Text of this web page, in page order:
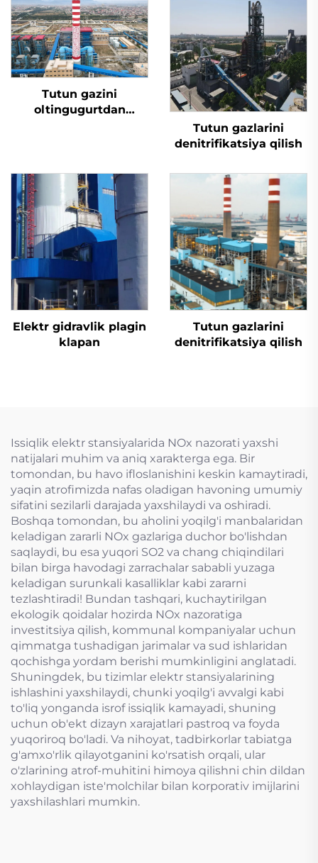
Tutun gazini
oltingugurtdan
Tutun gazlarini
denitrifikatsiya qilish
Elektr gidravlik plagin
klapan
Tutun gazlarini
denitrifikatsiya qilish
Issiqlik elektr stansiyalarida NOx nazorati yaxshi
natijalari muhim va aniq xarakterga ega. Bir
tomondan, bu havo ifloslanishini keskin kamaytiradi,
yaqin atrofimizda nafas oladigan havoning umumiy
sifatini sezilarli darajada yaxshilaydi va oshiradi.
Boshqa tomondan, bu aholini yoqilg'i manbalaridan
keladigan zararli NOx gazlariga duchor bo'lishdan
saqlaydi, bu esa yuqori SO2 va chang chiqindilari
bilan birga havodagi zarrachalar sababli yuzaga
keladigan surunkali kasalliklar kabi zararni
tezlashtiradi! Bundan tashqari, kuchaytirilgan
ekologik qoidalar hozirda NOx nazoratiga
investitsiya qilish, kommunal kompaniyalar uchun
qimmatga tushadigan jarimalar va sud ishlaridan
qochishga yordam berishi mumkinligini anglatadi.
Shuningdek, bu tizimlar elektr stansiyalarining
ishlashini yaxshilaydi, chunki yoqilg'i avvalgi kabi
to'liq yonganda isrof issiqlik kamayadi, shuning
uchun ob'ekt dizayn xarajatlari pastroq va foyda
yuqoriroq bo'ladi. Va nihoyat, tadbirkorlar tabiatga
g'amxo'rlik qilayotganini ko'rsatish orqali, ular
o'zlarining atrof-muhitini himoya qilishni chin dildan
xohlaydigan iste'molchilar bilan korporativ imijlarini
yaxshilashlari mumkin.